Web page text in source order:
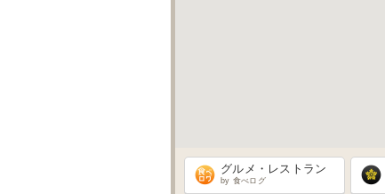
グルメ・レストラン
by 食べログ